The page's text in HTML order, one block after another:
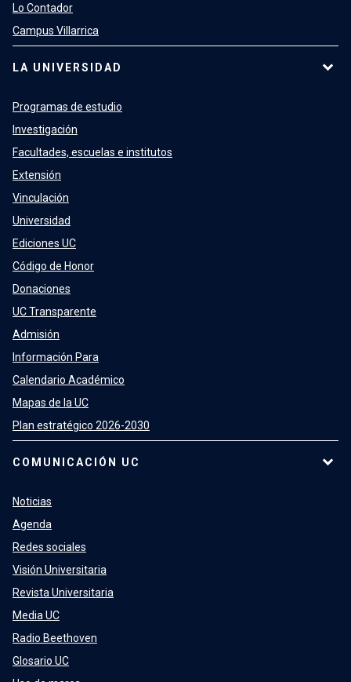
Lo Contador
Campus Villarrica
LA UNIVERSIDAD
Programas de estudio
Investigación
Facultades, escuelas e institutos
Extensión
Vinculación
Universidad
Ediciones UC
Código de Honor
Donaciones
UC Transparente
Admisión
Información Para
Calendario Académico
Mapas de la UC
Plan estratégico 2026-2030
COMUNICACIÓN UC
Noticias
Agenda
Redes sociales
Visión Universitaria
Revista Universitaria
Media UC
Radio Beethoven
Glosario UC